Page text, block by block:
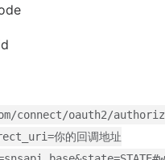
connect/oauth2/
你的回调地址